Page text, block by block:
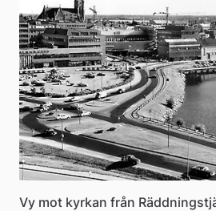
Vy mot kyrkan från